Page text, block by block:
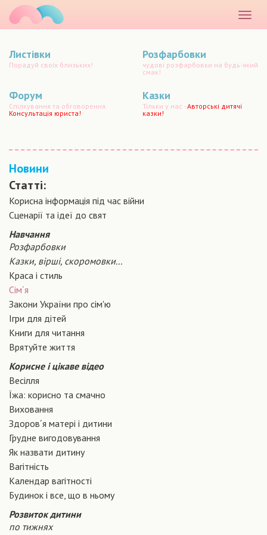
меню
Листівки
Порадуй своїх близьких!
Розфарбовки
чудові розфарбовки на будь-який
смак!
Форум
Спілкування та обговорення.
Консультація юриста!
Казки
Тільки у нас -Авторські дитячі
казки!
Новини
Статті:
Корисна інформація під час війни
Сценарiї та iдеї до свят
Навчання
Розфарбовки
Казки, вірші, скоромовки...
Краса і стиль
Сiм´я
Закони України про сiм'ю
Ігри для дітей
Книги для читання
Врятуйте життя
Корисне і цікаве відео
Весілля
Їжа: корисно та смачно
Виховання
Здоров´я матері і дитини
Грудне вигодовування
Як назвати дитину
Вагiтнiсть
Календар вагітності
Будинок і все, що в ньому
Розвиток дитини
по тижнях